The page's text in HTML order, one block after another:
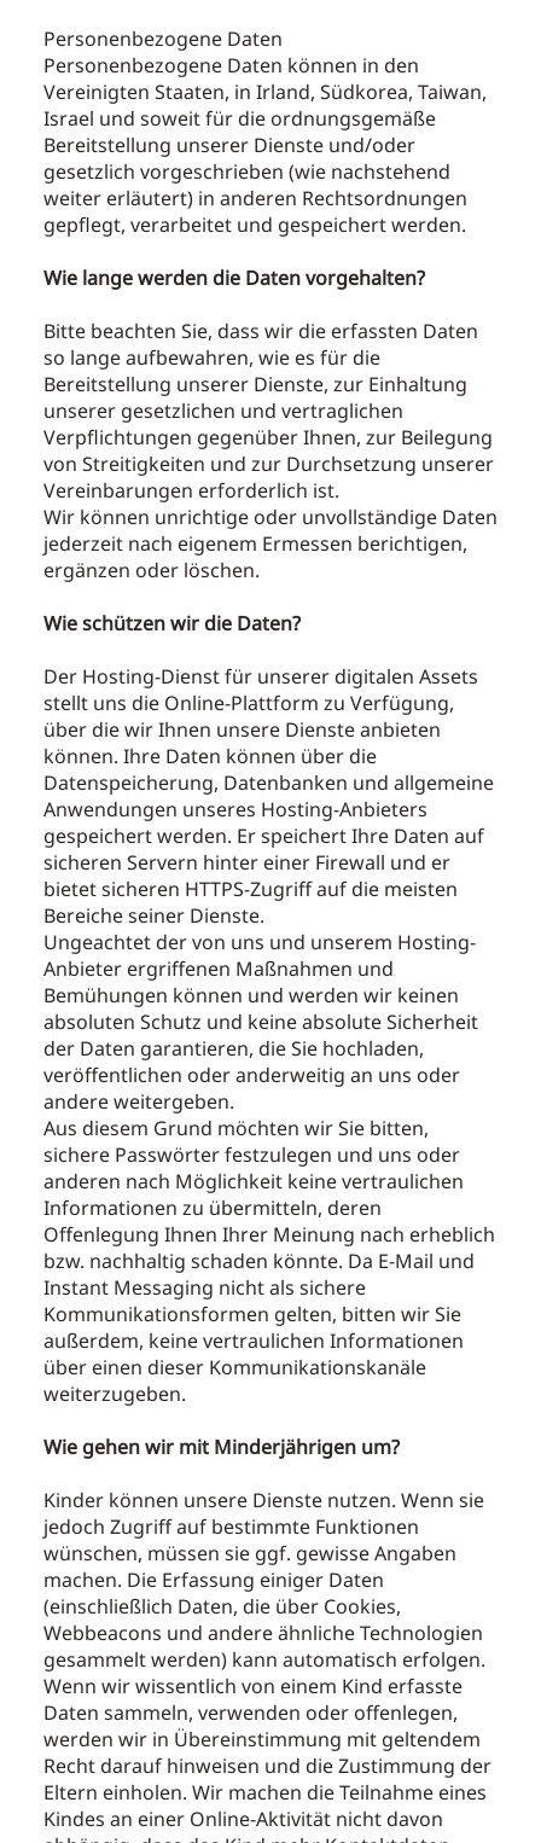
Personenbezogene Daten
Personenbezogene Daten können in den
Vereinigten Staaten, in Irland, Südkorea, Taiwan,
Israel und soweit für die ordnungsgemäße
Bereitstellung unserer Dienste und/oder
gesetzlich vorgeschrieben (wie nachstehend
weiter erläutert) in anderen Rechtsordnungen
gepflegt, verarbeitet und gespeichert werden.
Wie lange werden die Daten vorgehalten?
Bitte beachten Sie, dass wir die erfassten Daten
so lange aufbewahren, wie es für die
Bereitstellung unserer Dienste, zur Einhaltung
unserer gesetzlichen und vertraglichen
Verpflichtungen gegenüber Ihnen, zur Beilegung
von Streitigkeiten und zur Durchsetzung unserer
Vereinbarungen erforderlich ist.
Wir können unrichtige oder unvollständige Daten
jederzeit nach eigenem Ermessen berichtigen,
ergänzen oder löschen.
Wie schützen wir die Daten?
Der Hosting-Dienst für unserer digitalen Assets
stellt uns die Online-Plattform zu Verfügung,
über die wir Ihnen unsere Dienste anbieten
können. Ihre Daten können über die
Datenspeicherung, Datenbanken und allgemeine
Anwendungen unseres Hosting-Anbieters
gespeichert werden. Er speichert Ihre Daten auf
sicheren Servern hinter einer Firewall und er
bietet sicheren HTTPS-Zugriff auf die meisten
Bereiche seiner Dienste.
Ungeachtet der von uns und unserem Hosting-
Anbieter ergriffenen Maßnahmen und
Bemühungen können und werden wir keinen
absoluten Schutz und keine absolute Sicherheit
der Daten garantieren, die Sie hochladen,
veröffentlichen oder anderweitig an uns oder
andere weitergeben.
Aus diesem Grund möchten wir Sie bitten,
sichere Passwörter festzulegen und uns oder
anderen nach Möglichkeit keine vertraulichen
Informationen zu übermitteln, deren
Offenlegung Ihnen Ihrer Meinung nach erheblich
bzw. nachhaltig schaden könnte. Da E-Mail und
Instant Messaging nicht als sichere
Kommunikationsformen gelten, bitten wir Sie
außerdem, keine vertraulichen Informationen
über einen dieser Kommunikationskanäle
weiterzugeben.
Wie gehen wir mit Minderjährigen um?
Kinder können unsere Dienste nutzen. Wenn sie
jedoch Zugriff auf bestimmte Funktionen
wünschen, müssen sie ggf. gewisse Angaben
machen. Die Erfassung einiger Daten
(einschließlich Daten, die über Cookies,
Webbeacons und andere ähnliche Technologien
gesammelt werden) kann automatisch erfolgen.
Wenn wir wissentlich von einem Kind erfasste
Daten sammeln, verwenden oder offenlegen,
werden wir in Übereinstimmung mit geltendem
Recht darauf hinweisen und die Zustimmung der
Eltern einholen. Wir machen die Teilnahme eines
Kindes an einer Online-Aktivität nicht davon